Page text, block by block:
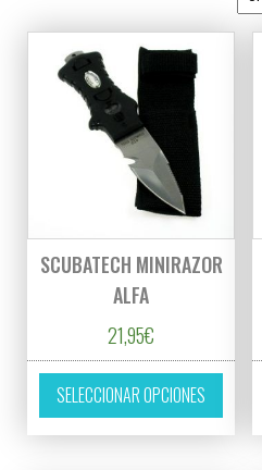
SCUBATECH MINIRAZOR
ALFA
21,95€
SELECCIONAR OPCIONES